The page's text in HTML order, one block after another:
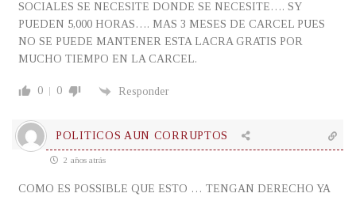
SOCIALES SE NECESITE DONDE SE NECESITE…. SY
PUEDEN 5,000 HORAS…. MAS 3 MESES DE CARCEL PUES
NO SE PUEDE MANTENER ESTA LACRA GRATIS POR
MUCHO TIEMPO EN LA CARCEL.
0 0 Responder
POLITICOS AUN CORRUPTOS
2 años atrás
COMO ES POSSIBLE QUE ESTO … TENGAN DERECHO YA